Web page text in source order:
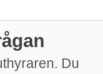
Du